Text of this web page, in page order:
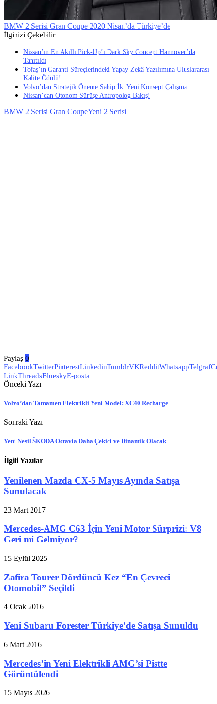
BMW 2 Serisi Gran Coupe 2020 Nisan’da Türkiye’de
İlginizi Çekebilir
Nissan’ın En Akıllı Pick-Up’ı Dark Sky Concept Hannover’da
Tanıtıldı
Tofaş’ın Garanti Süreçlerindeki Yapay Zekâ Yazılımına Uluslararası
Kalite Ödülü!
Volvo’dan Stratejik Öneme Sahip İki Yeni Konsept Çalışma
Nissan’dan Otonom Sürüşe Antropolog Bakış!
BMW 2 Serisi Gran CoupeYeni 2 Serisi
Paylaş 0
FacebookTwitterPinterestLinkedinTumblrVKRedditWhatsappTelgraf
LinkThreadsBlueskyE-posta
Önceki Yazı
Volvo’dan Tamamen Elektrikli Yeni Model: XC40 Recharge
Sonraki Yazı
Yeni Nesil ŠKODA Octavia Daha Çekici ve Dinamik Olacak
İlgili Yazılar
Yenilenen Mazda CX-5 Mayıs Ayında Satışa
Sunulacak
23 Mart 2017
Mercedes-AMG C63 İçin Yeni Motor Sürprizi: V8
Geri mi Gelmiyor?
15 Eylül 2025
Zafira Tourer Dördüncü Kez “En Çevreci
Otomobil” Seçildi
4 Ocak 2016
Yeni Subaru Forester Türkiye’de Satışa Sunuldu
6 Mart 2016
Mercedes’in Yeni Elektrikli AMG’si Pistte
Görüntülendi
15 Mayıs 2026